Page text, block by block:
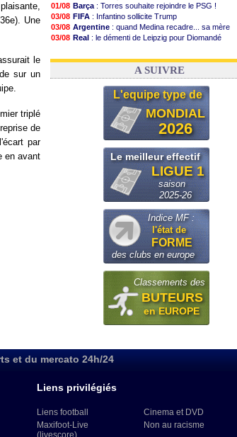
Une
le
sur un
triplé
de
par
en avant
01/08 Barça : Torres souhaite rejoindre le PSG !
03/08 FIFA : Infantino sollicite Trump
03/08 Argentine : quand Medina recadre... sa mère
03/08 Real : le démenti de Leipzig pour Diomandé
31/07 FIFA: le conseiller d'Infantino démissionne !
A SUIVRE
L'equipe type de
MONDIAL
2026
Le meilleur effectif
LIGUE 1
saison
2025-26
Indice MF :
l'état de
FORME
des clubs en europe
Classements des
BUTEURS
en EUROPE
et du mercato 24h/24
Liens privilégiés
Liens football
Maxifoot-Live
(livescore)
Cinema et DVD
Non au racisme